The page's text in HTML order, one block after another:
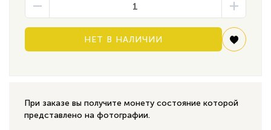
НЕТ В НАЛИЧИИ
При заказе вы получите монету состояние которой
представлено на фотографии.